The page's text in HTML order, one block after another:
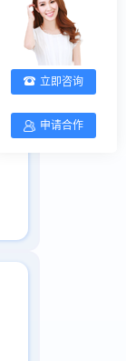
立即咨询
申请合作